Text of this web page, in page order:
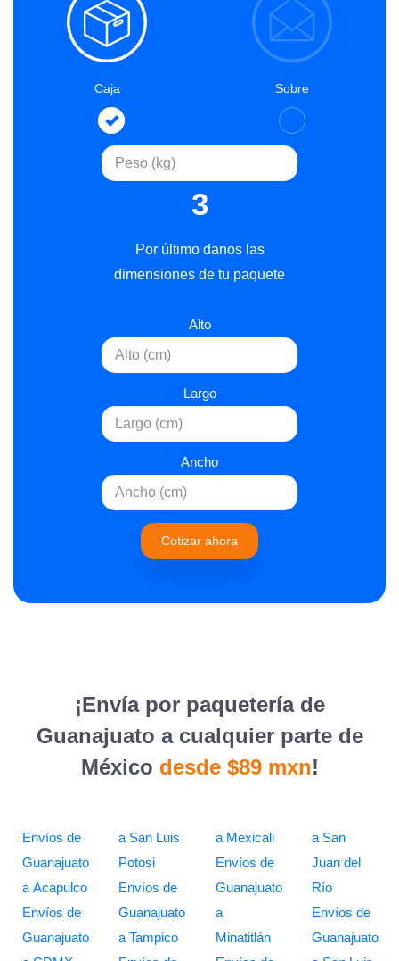
Caja Sobre
3
Por último danos las
dimensiones de tu paquete
Alto
Largo
Ancho
Cotizar ahora
¡Envía por paquetería de
Guanajuato a cualquier parte de
México desde $89 mxn!
Envíos de
Guanajuato
a Acapulco
Envíos de
Guanajuato
a San Luis
Potosi
Envíos de
Guanajuato
a Tampico
a Mexicali
Envíos de
Guanajuato
a
Minatitlán
a San
Juan del
Río
Envíos de
Guanajuato